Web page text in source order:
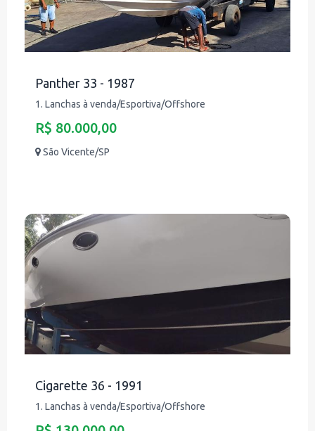
Panther 33 - 1987
1. Lanchas à venda/Esportiva/Offshore
R$ 80.000,00
São Vicente/SP
Cigarette 36 - 1991
1. Lanchas à venda/Esportiva/Offshore